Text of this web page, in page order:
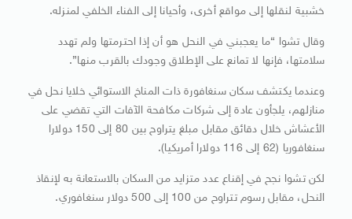
خشبية لنقلها إلى مواقع أخرى، وأحيانا إلى الفناء ‌الخلفي لمنزله.
وقال تشوا “ما يعجبني في النحل هو أن إذا احترمتها ولم تهدد
سلامتها، فإنها لا تمانع على الإطلاق وجودك بالقرب منها”.
وعندما يكتشف سكان سنغافورة ذات ​المناخ الاستوائي خلايا نحل في
منازلهم، يلجأون عادة إلى ​شركات مكافحة الآفات التي تقضي على
الأعشاش خلال دقائق مقابل ⁠مبلغ يتراوح بين 80 إلى 150 دولارا
سنغافوريا (62 إلى 116 ​دولارا أمريكيا).
لكن تشوا نجح في إقناع عدد متزايد من السكان ​بالاستعانة به لإنقاذ
النحل، مقابل رسوم تتراوح من 100 إلى 500 دولار سنغافوري.